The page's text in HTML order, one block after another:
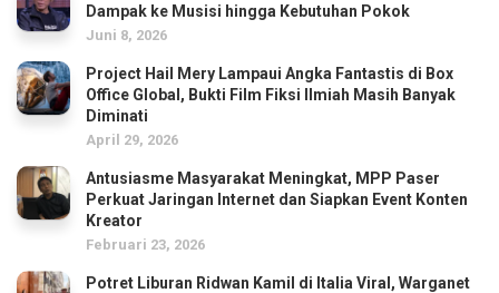
Dampak ke Musisi hingga Kebutuhan Pokok
Juni 8, 2026
Project Hail Mery Lampaui Angka Fantastis di Box
Office Global, Bukti Film Fiksi Ilmiah Masih Banyak
Diminati
April 29, 2026
Antusiasme Masyarakat Meningkat, MPP Paser
Perkuat Jaringan Internet dan Siapkan Event Konten
Kreator
Februari 23, 2026
Potret Liburan Ridwan Kamil di Italia Viral, Warganet